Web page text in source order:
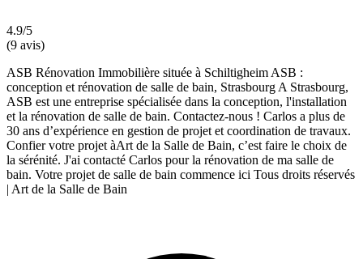
4.9/5
(9 avis)
ASB Rénovation Immobilière située à Schiltigheim ASB :
conception et rénovation de salle de bain, Strasbourg A Strasbourg,
ASB est une entreprise spécialisée dans la conception, l'installation
et la rénovation de salle de bain. Contactez-nous ! Carlos a plus de
30 ans d’expérience en gestion de projet et coordination de travaux.
Confier votre projet àArt de la Salle de Bain, c’est faire le choix de
la sérénité. J'ai contacté Carlos pour la rénovation de ma salle de
bain. Votre projet de salle de bain commence ici Tous droits réservés
| Art de la Salle de Bain